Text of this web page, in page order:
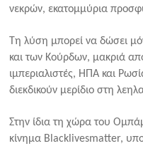
νεκρών, εκατομμύρια
Τη λύση μπορεί να δώσει
και των Κούρδων, μακριά
ιμπεριαλιστές, ΗΠΑ και
διεκδικούν μερίδιο στη
Στην ίδια τη χώρα του
κίνημα Blacklivesmatter,